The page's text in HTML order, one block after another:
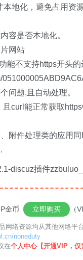
地化，避免占用资源
容是否本地化。
网站
能不支持https开头
问题,且自动处理。
curl能正常获取
附件处理类的应用
discuz插件
金币 立即购买 （
网络资源均从其他网络平
noneduty
在个人中心【开通VIP，仅